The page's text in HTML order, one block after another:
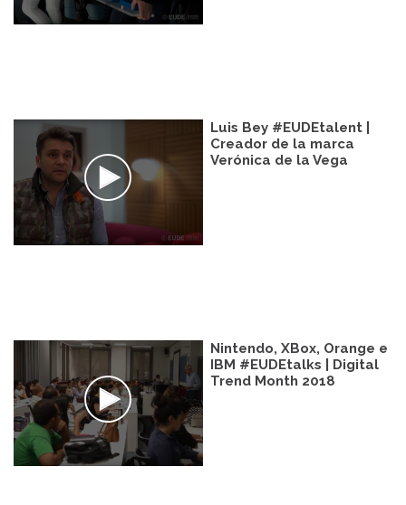
Luis Bey #EUDEtalent |
Creador de la marca
Verónica de la Vega
Nintendo, XBox, Orange e
IBM #EUDEtalks | Digital
Trend Month 2018